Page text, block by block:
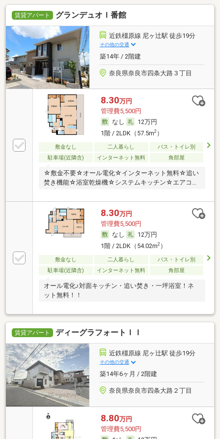
賃貸アパート グランデュオＩ番館
近鉄橿原線 尼ヶ辻駅 徒歩19分
その他の交通
築14年 / 2階建
奈良県奈良市四条大路３丁目
8.30万円
管理費5,500円
なし
12万円
1階 / 2LDK（57.5m2）
敷金なし 二人暮らし
バス・トイレ別
駐車場(近隣含)
インターネット無料 角部屋
☆敷金不要☆オール電化☆インターネット無料☆追い
焚き機能☆浴室乾燥機☆システムキッチン☆エアコン
8.30万円
管理費5,500円
なし
12万円
1階 / 2LDK（54.02m2）
敷金なし 二人暮らし
バス・トイレ別
駐車場(近隣含)
インターネット無料 角部屋
オール電化♪対面キッチン・追い焚き・一坪浴室！ネ
ット無料！！
賃貸アパート ディーグラフォートＩＩ
近鉄橿原線 尼ヶ辻駅 徒歩19分
その他の交通
築14年6ヶ月 / 2階建
奈良県奈良市四条大路２丁目
8.80万円
管理費5,500円